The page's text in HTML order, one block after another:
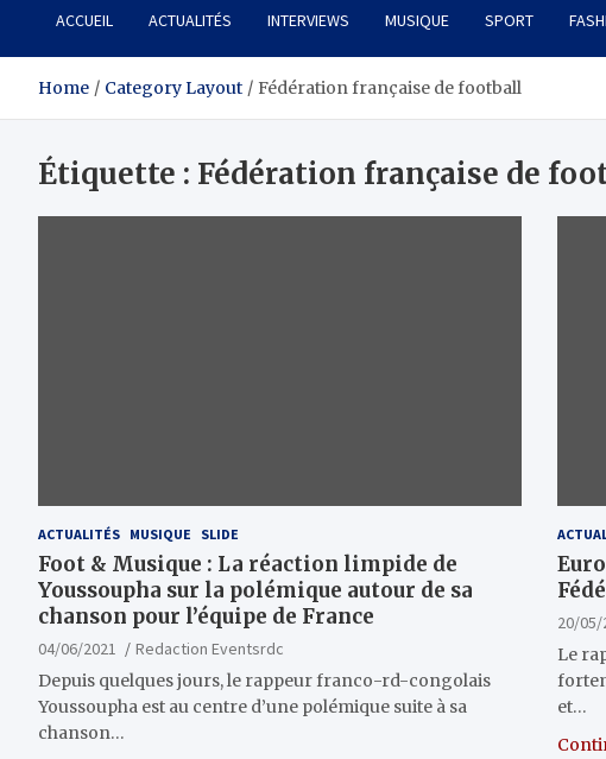
ACCUEIL ACTUALITÉS INTERVIEWS MUSIQUE SPORT
Home Category Layout Fédération française de football
Étiquette : Fédération française de
ACTUALITÉS MUSIQUE SLIDE
Foot & Musique : La réaction limpide de
Youssoupha sur la polémique autour de sa
chanson pour l’équipe de France
04/06/2021
Redaction Eventsrdc
Depuis quelques jours, le rappeur franco-rd-congolais
Youssoupha est au centre d’une polémique suite à sa
chanson…
20/05/
Le
et…